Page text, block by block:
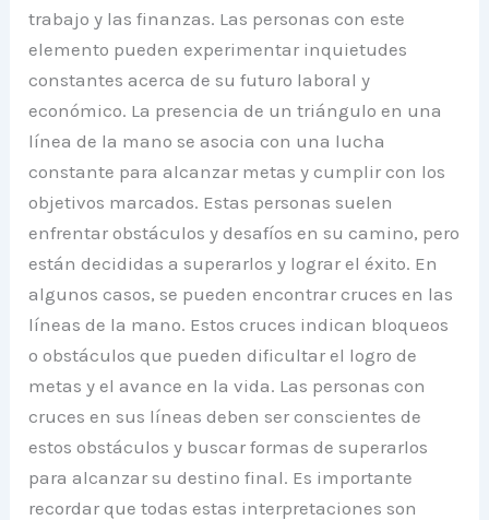
trabajo y las finanzas. Las personas con este
elemento pueden experimentar inquietudes
constantes acerca de su futuro laboral y
económico. La presencia de un triángulo en una
línea de la mano se asocia con una lucha
constante para alcanzar metas y cumplir con los
objetivos marcados. Estas personas suelen
enfrentar obstáculos y desafíos en su camino, pero
están decididas a superarlos y lograr el éxito. En
algunos casos, se pueden encontrar cruces en las
líneas de la mano. Estos cruces indican bloqueos
o obstáculos que pueden dificultar el logro de
metas y el avance en la vida. Las personas con
cruces en sus líneas deben ser conscientes de
estos obstáculos y buscar formas de superarlos
para alcanzar su destino final. Es importante
recordar que todas estas interpretaciones son